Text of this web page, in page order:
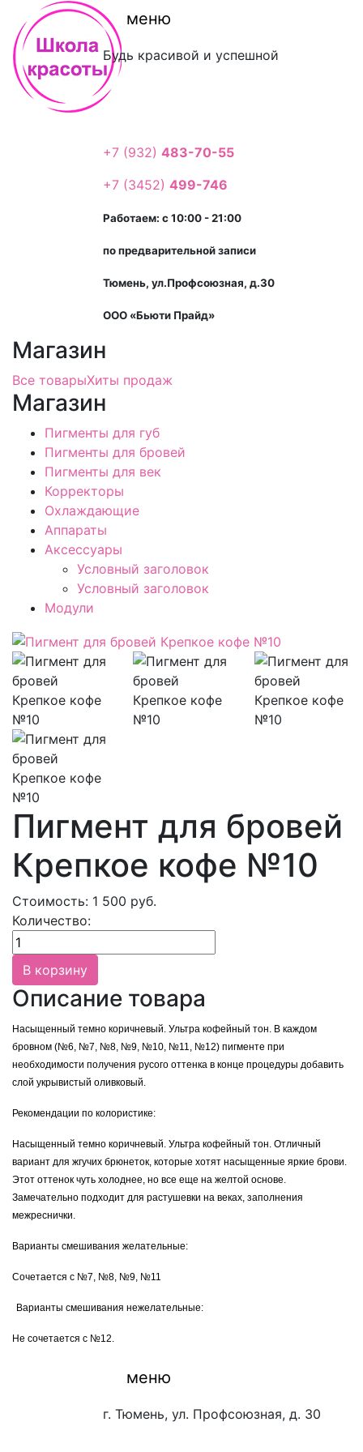
меню
Будь красивой и успешной
+7 (932) 483-70-55
+7 (3452) 499-746
Работаем: с 10:00 - 21:00
по предварительной записи
Тюмень, ул.Профсоюзная, д.30
ООО «Бьюти Прайд»
Магазин
Все товарыХиты продаж
Магазин
Пигменты для губ
Пигменты для бровей
Пигменты для век
Корректоры
Охлаждающие
Аппараты
Аксессуары
Условный заголовок
Условный заголовок
Модули
Пигмент для бровей
Крепкое кофе №10
Стоимость: 1 500 руб.
Количество:
Описание товара
Насыщенный темно коричневый. Ультра кофейный тон. В каждом
бровном (№6, №7, №8, №9, №10, №11, №12) пигменте при
необходимости получения русого оттенка в конце процедуры добавить
слой укрывистый оливковый.
Рекомендации по колористике:
Насыщенный темно коричневый. Ультра кофейный тон. Отличный
вариант для жгучих брюнеток, которые хотят насыщенные яркие брови.
Этот оттенок чуть холоднее, но все еще на желтой основе.
Замечательно подходит для растушевки на веках, заполнения
межреснички.
Варианты смешивания желательные:
Сочетается с №7, №8, №9, №11
Варианты смешивания нежелательные:
Не сочетается с №12.
меню
г. Тюмень, ул. Профсоюзная, д. 30